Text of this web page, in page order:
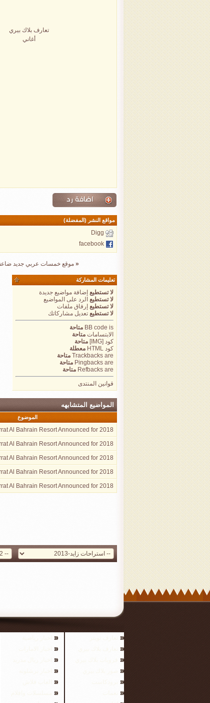
تعارف بلاك بيري
أغاني
مواقع النشر (المفضلة)
Digg
facebook
« موقع خمسات عربي جديد
تعليمات المشاركة
لا تستطيع إضافة مواضيع جديدة
لا تستطيع الرد على المواضيع
لا تستطيع إرفاق ملفات
لا تستطيع تعديل مشاركاتك
BB code is
متاحة
الابتسامات متاحة
كود [IMG]
متاحة
كود HTML
معطلة
Trackbacks are
متاحة
Pingbacks are
متاحة
Refbacks are
متاحة
قوانين المنتدى
المواضيع المتشابهه
الموضوع
Al Bahrain Resort Announced for 2018
Al Bahrain Resort Announced for 2018
Al Bahrain Resort Announced for 2018
Al Bahrain Resort Announced for 2018
Al Bahrain Resort Announced for 2018